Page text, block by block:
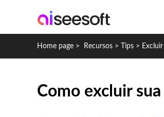
Home page > Recursos > Tips >
Como excluir